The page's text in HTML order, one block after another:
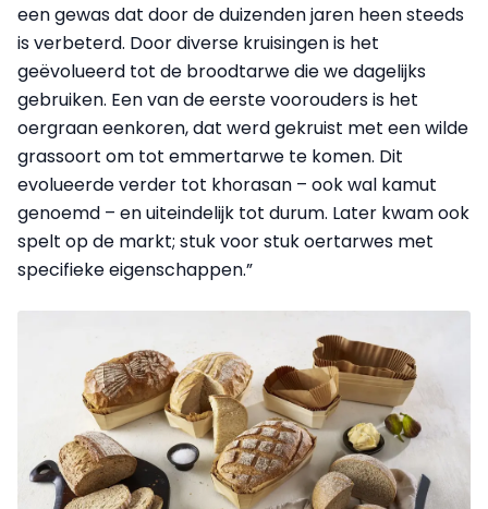
een gewas dat door de duizenden jaren heen steeds
is verbeterd. Door diverse kruisingen is het
geëvolueerd tot de broodtarwe die we dagelijks
gebruiken. Een van de eerste voorouders is het
oergraan eenkoren, dat werd gekruist met een wilde
grassoort om tot emmertarwe te komen. Dit
evolueerde verder tot khorasan – ook wal kamut
genoemd – en uiteindelijk tot durum. Later kwam ook
spelt op de markt; stuk voor stuk oertarwes met
specifieke eigenschappen.”